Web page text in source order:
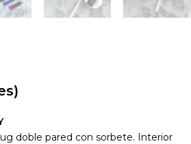
doble pared con sorbete. Interior